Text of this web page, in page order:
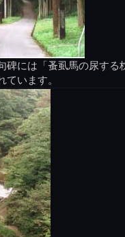
碑には「蚤虱馬の尿する
います。